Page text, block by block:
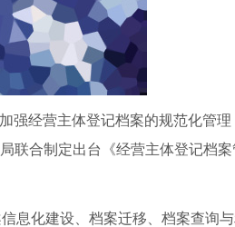
强经营主体登记档案的规范化管
联合制定出台《经营主体登记档案
息化建设、档案迁移、档案查询